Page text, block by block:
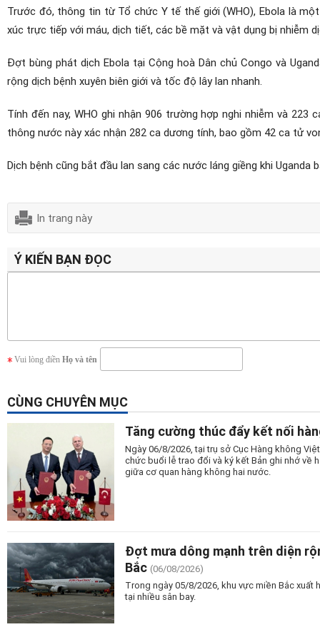
Trước đó, thông tin từ Tổ chức Y tế thế giới (WHO), Ebola là
xúc trực tiếp với máu, dịch tiết, các bề mặt và vật dụng bị nhiễm
Đợt bùng phát dịch Ebola tại Cộng hoà Dân chủ Congo và
rộng dịch bệnh xuyên biên giới và tốc độ lây lan nhanh.
Tính đến nay, WHO ghi nhận 906 trường hợp nghi nhiễm và
thông nước này xác nhận 282 ca dương tính, bao gồm 42 ca tử
Dịch bệnh cũng bắt đầu lan sang các nước láng giềng khi
In trang này
Ý KIẾN BẠN ĐỌC
Vui lòng điền Họ và tên
CÙNG CHUYÊN MỤC
Tăng cường thúc đẩy kết nối
Ngày 06/8/2026, tại trụ sở Cục Hàng không
chức buổi lễ trao đổi và ký kết Bản ghi nhớ về
giữa cơ quan hàng không hai nước.
Đợt mưa dông mạnh trên diện
Bắc (06/08/2026)
Trong ngày 05/8/2026, khu vực miền Bắc
tại nhiều sân bay.